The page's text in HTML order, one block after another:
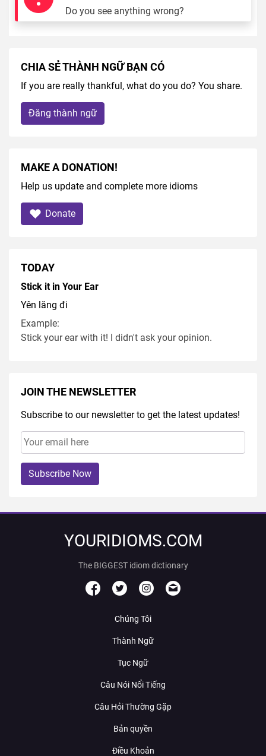
Do you see anything wrong?
CHIA SẺ THÀNH NGỮ BẠN CÓ
If you are really thankful, what do you do? You share.
Đăng thành ngữ
MAKE A DONATION!
Help us update and complete more idioms
Donate
TODAY
Stick it in Your Ear
Yên lăng đi
Example:
Stick your ear with it! I didn't ask your opinion.
JOIN THE NEWSLETTER
Subscribe to our newsletter to get the latest updates!
Subscribe Now
YOURIDIOMS.COM
The BIGGEST idiom dictionary
Chúng Tôi
Thành Ngữ
Tục Ngữ
Câu Nói Nổi Tiếng
Câu Hỏi Thường Gặp
Bản quyền
Điều Khoản